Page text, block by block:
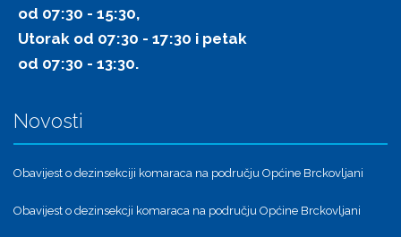
od 07:30 - 15:30,
Utorak od 07:30 - 17:30 i petak
od 07:30 - 13:30.
Novosti
Obavijest o dezinsekciji komaraca na području Općine Brckovljani
Obavijest o dezinsekcji komaraca na području Općine Brckovljani